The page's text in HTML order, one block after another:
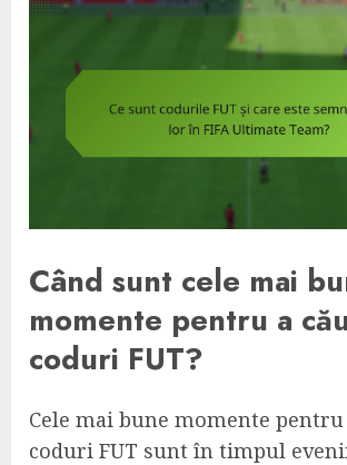
Când sunt cele mai
momente pentru a
coduri FUT?
Cele mai bune momente pentru
coduri FUT sunt în timpul